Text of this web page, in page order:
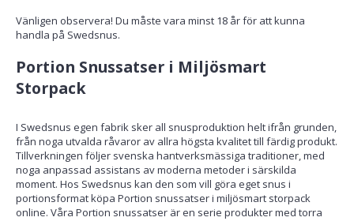
Vänligen observera! Du måste vara minst 18 år för att kunna
handla på Swedsnus.
Portion Snussatser i Miljösmart
Storpack
I Swedsnus egen fabrik sker all snusproduktion helt ifrån grunden,
från noga utvalda råvaror av allra högsta kvalitet till färdig produkt.
Tillverkningen följer svenska hantverksmässiga traditioner, med
noga anpassad assistans av moderna metoder i särskilda
moment. Hos Swedsnus kan den som vill göra eget snus i
portionsformat köpa Portion snussatser i miljösmart storpack
online. Våra Portion snussatser är en serie produkter med torra